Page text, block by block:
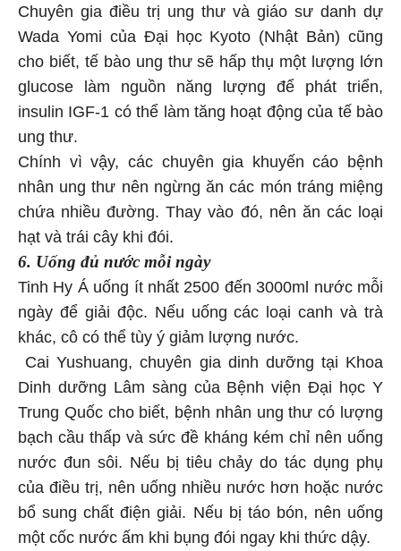
Chuyên gia điều trị ung thư và giáo sư danh dự
Wada Yomi của Đại học Kyoto (Nhật Bản) cũng
cho biết, tế bào ung thư sẽ hấp thụ một lượng lớn
glucose làm nguồn năng lượng để phát triển,
insulin IGF-1 có thể làm tăng hoạt động của tế bào
ung thư.
Chính vì vậy, các chuyên gia khuyến cáo bệnh
nhân ung thư nên ngừng ăn các món tráng miệng
chứa nhiều đường. Thay vào đó, nên ăn các loại
hạt và trái cây khi đói.
6. Uống đủ nước mỗi ngày
Tinh Hy Á uống ít nhất 2500 đến 3000ml nước mỗi
ngày để giải độc. Nếu uống các loại canh và trà
khác, cô có thể tùy ý giảm lượng nước.
Cai Yushuang, chuyên gia dinh dưỡng tại Khoa
Dinh dưỡng Lâm sàng của Bệnh viện Đại học Y
Trung Quốc cho biết, bệnh nhân ung thư có lượng
bạch cầu thấp và sức đề kháng kém chỉ nên uống
nước đun sôi. Nếu bị tiêu chảy do tác dụng phụ
của điều trị, nên uống nhiều nước hơn hoặc nước
bổ sung chất điện giải. Nếu bị táo bón, nên uống
một cốc nước ấm khi bụng đói ngay khi thức dậy.